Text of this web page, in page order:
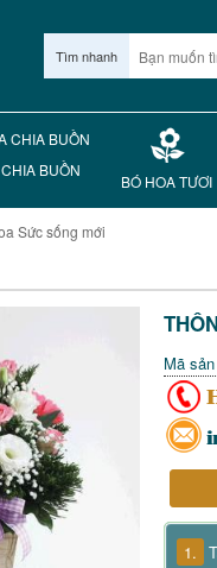
Tìm nhanh
BUỒN
BÓ HOA TƯƠI
Sức sống mới
Mã
1.